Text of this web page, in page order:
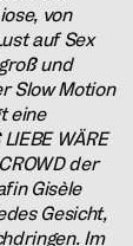
von
auf Sex
und
Slow Motion
eine
WÄRE
der
Gisèle
Gesicht,
Im